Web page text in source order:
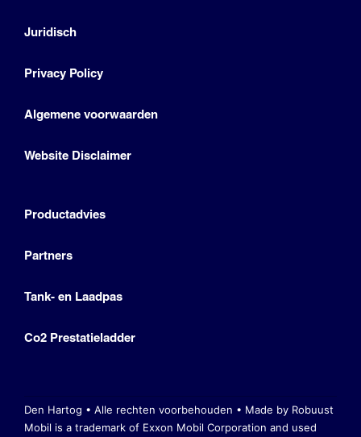
Juridisch
Privacy Policy
Algemene voorwaarden
Website Disclaimer
Productadvies
Partners
Tank- en Laadpas
Co2 Prestatieladder
Den Hartog • Alle rechten voorbehouden • Made by Robuust
Mobil is a trademark of Exxon Mobil Corporation and used